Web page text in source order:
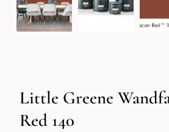
Little Greene
Red 140